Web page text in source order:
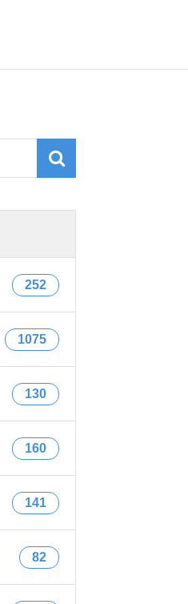
252
1075
130
160
141
82